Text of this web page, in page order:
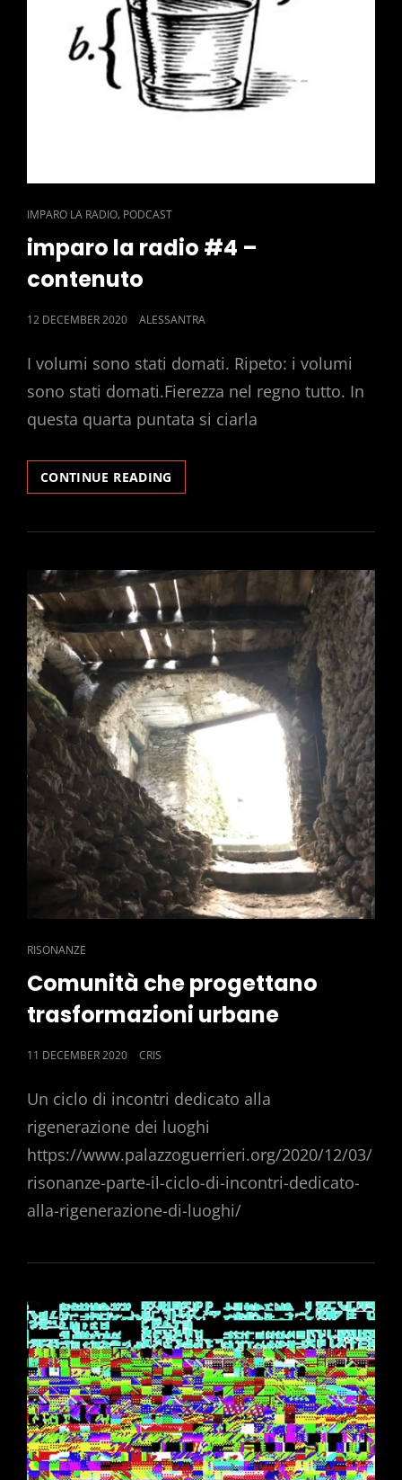
CAT
LINKS
IMPARO LA RADIO, PODCAST
imparo la radio #4 –
contenuto
POSTED
12 DECEMBER 2020 ALESSANTRA
I volumi sono stati domati. Ripeto: i volumi
sono stati domati.Fierezza nel regno tutto. In
questa quarta puntata si ciarla
CONTINUE READING
LA
#4
CONTENUTO
CAT
LINKS
RISONANZE
Comunità che progettano
trasformazioni urbane
POSTED
11 DECEMBER 2020 CRIS
Un ciclo di incontri dedicato alla
rigenerazione dei luoghi
https://www.palazzoguerrieri.org/2020/12/03/
risonanze-parte-il-ciclo-di-incontri-dedicato-
alla-rigenerazione-di-luoghi/